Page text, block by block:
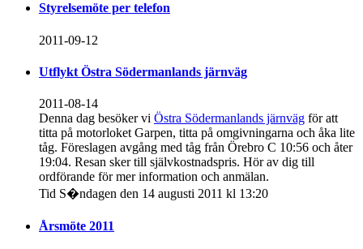
Styrelsemöte per telefon
2011-09-12
Utflykt Östra Södermanlands järnväg
2011-08-14
Denna dag besöker vi Östra Södermanlands järnväg för att
titta på motorloket Garpen, titta på omgivningarna och åka lite
tåg. Föreslagen avgång med tåg från Örebro C 10:56 och åter
19:04. Resan sker till självkostnadspris. Hör av dig till
ordförande för mer information och anmälan.
Tid S�ndagen den 14 augusti 2011 kl 13:20
Årsmöte 2011